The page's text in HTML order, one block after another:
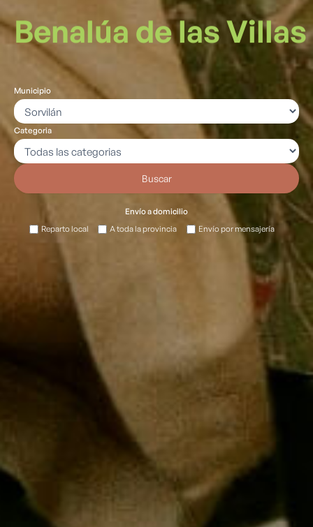
Benalúa de las Villas
Municipio
Categoria
Buscar
Envío a domicilio
Reparto local
A toda la provincia Envío por mensajería